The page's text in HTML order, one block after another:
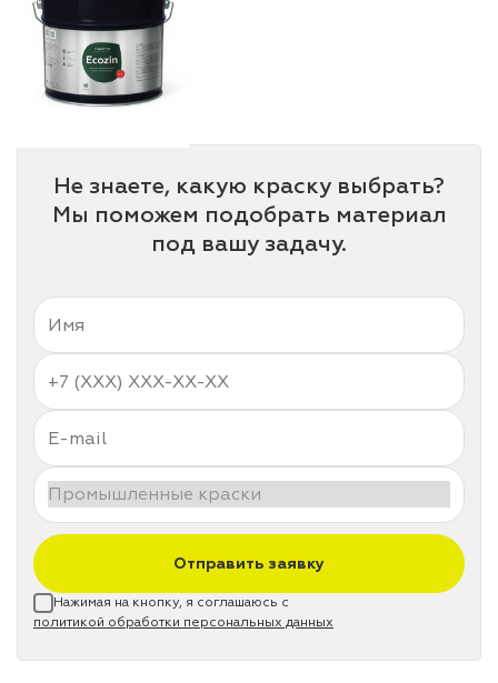
Не знаете, какую краску выбрать?
Мы поможем подобрать материал
под вашу задачу.
Отправить заявку
Нажимая на кнопку, я соглашаюсь с
политикой обработки персональных данных